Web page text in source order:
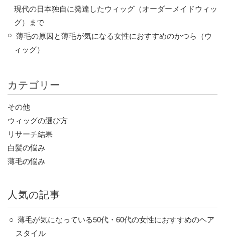
現代の日本独自に発達したウィッグ（オーダーメイドウィッ
グ）まで
薄毛の原因と薄毛が気になる女性におすすめのかつら（ウ
ィッグ）
カテゴリー
その他
ウィッグの選び方
リサーチ結果
白髪の悩み
薄毛の悩み
人気の記事
薄毛が気になっている50代・60代の女性におすすめのヘア
スタイル